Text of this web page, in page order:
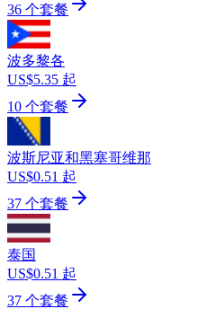
36 个套餐
波多黎各
US$5.35 起
10 个套餐
波斯尼亚和黑塞哥维那
US$0.51 起
37 个套餐
泰国
US$0.51 起
37 个套餐